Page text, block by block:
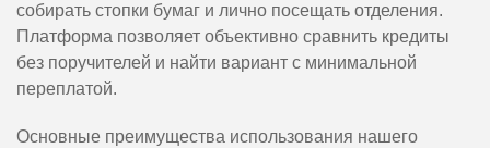
собирать стопки бумаг и лично посещать отделения.
Платформа позволяет объективно сравнить кредиты
без поручителей и найти вариант с минимальной
переплатой.
Основные преимущества использования нашего